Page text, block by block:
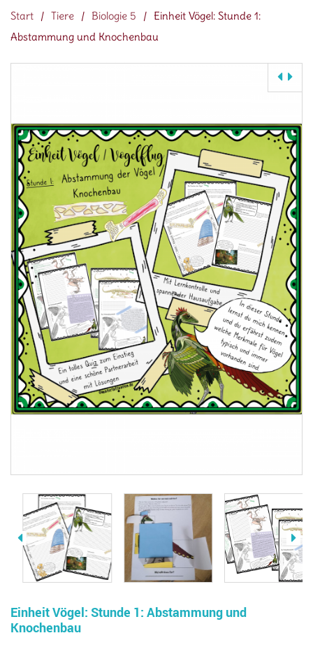
Start / Tiere / Biologie 5 / Einheit Vögel: Stunde 1:
Abstammung und Knochenbau
Einheit Vögel: Stunde 1: Abstammung und
Knochenbau